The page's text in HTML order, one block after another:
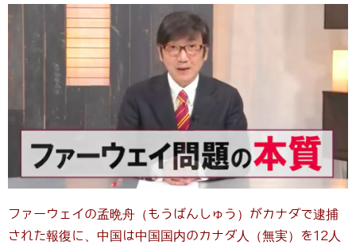
ファーウェイの孟晩舟（もうばんしゅう）がカナダで逮捕
された報復に、中国は中国国内のカナダ人（無実）を12人